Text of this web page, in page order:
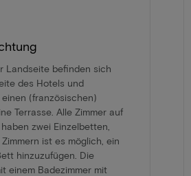
Landseite befinden sich
des Hotels und
(französischen)
Terrasse. Alle Zimmer auf
zwei Einzelbetten,
ist es möglich, ein
hinzuzufügen. Die
einem Badezimmer mit